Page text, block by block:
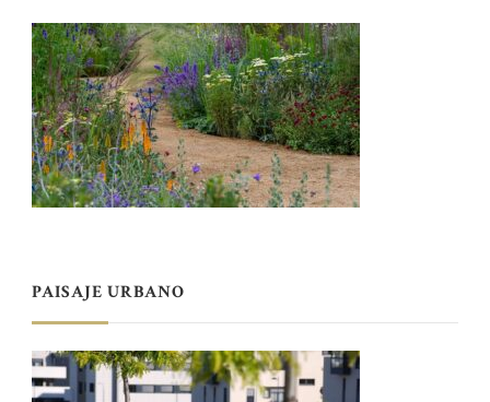
PAISAJE URBANO